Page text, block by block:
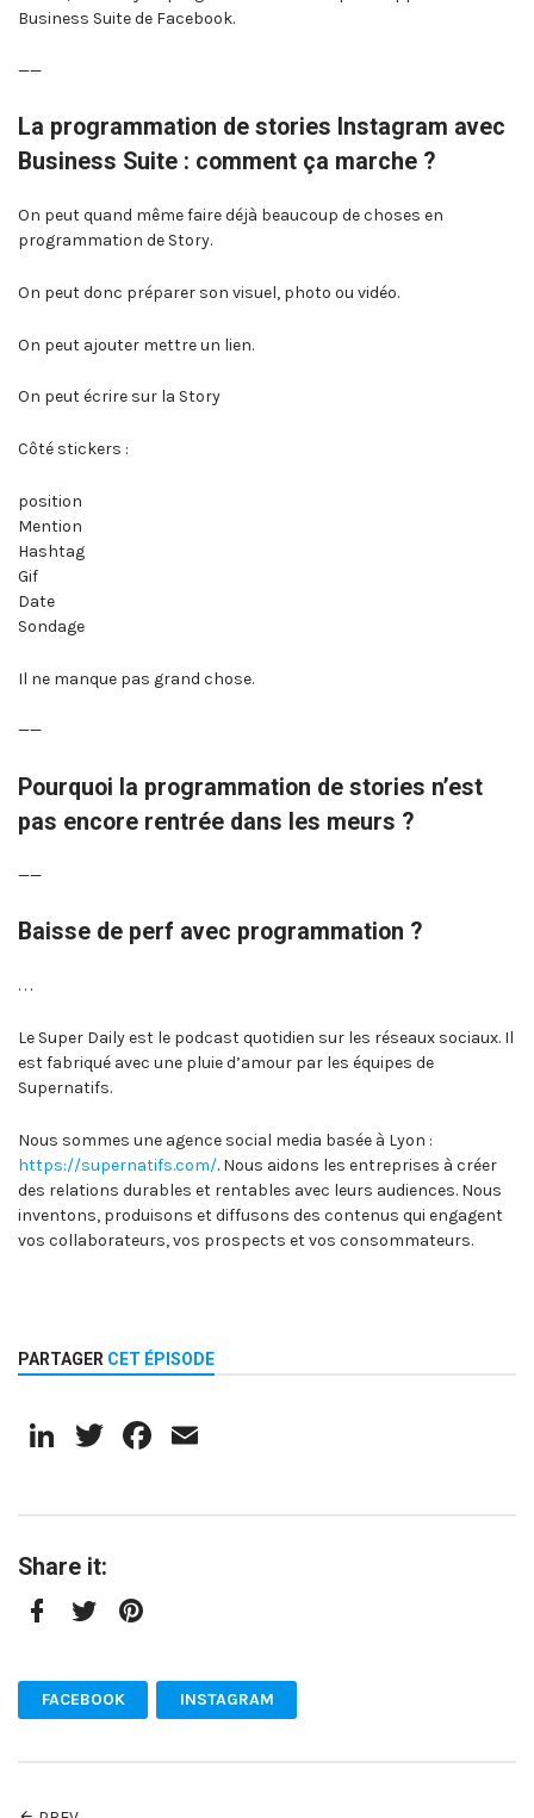
Business Suite de Facebook.
——
La programmation de stories Instagram avec
Business Suite : comment ça marche ?
On peut quand même faire déjà beaucoup de choses en
programmation de Story.
On peut donc préparer son visuel, photo ou vidéo.
On peut ajouter mettre un lien.
On peut écrire sur la Story
Côté stickers :
position
Mention
Hashtag
Gif
Date
Sondage
Il ne manque pas grand chose.
——
Pourquoi la programmation de stories n’est
pas encore rentrée dans les meurs ?
——
Baisse de perf avec programmation ?
. . .
Le Super Daily est le podcast quotidien sur les réseaux sociaux. Il
est fabriqué avec une pluie d’amour par les équipes de
Supernatifs.
Nous sommes une agence social media basée à Lyon :
https://supernatifs.com/. Nous aidons les entreprises à créer
des relations durables et rentables avec leurs audiences. Nous
inventons, produisons et diffusons des contenus qui engagent
vos collaborateurs, vos prospects et vos consommateurs.
PARTAGER CET ÉPISODE
LinkedIn
TwitterFacebook
Share it:
FACEBOOK INSTAGRAM